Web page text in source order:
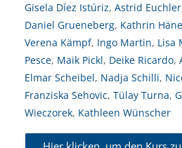
Gisela Díez Istúriz, Astrid Euchler
Daniel Grueneberg, Kathrin
Verena Kämpf, Ingo Martin, Lisa
Pesce, Maik Pickl, Deike Ricardo,
Elmar Scheibel, Nadja Schilli,
Franziska Sehovic, Tülay Turna,
Wieczorek, Kathleen Wünscher